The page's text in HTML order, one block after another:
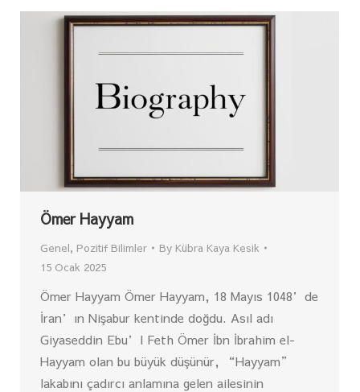
Ömer Hayyam
Genel, Pozitif Bilimler By Kübra Kaya Kesik
15 Ocak 2025
Ömer Hayyam Ömer Hayyam, 18 Mayıs 1048’de
İran’ın Nişabur kentinde doğdu. Asıl adı
Giyaseddin Ebu’l Feth Ömer İbn İbrahim el-
Hayyam olan bu büyük düşünür, “Hayyam”
lakabını çadırcı anlamına gelen ailesinin